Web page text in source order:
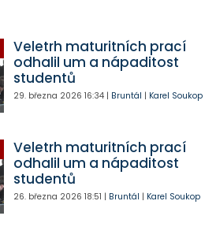
Veletrh maturitních prací
odhalil um a nápaditost
studentů
29. března 2026 16:34| Bruntál | Karel Soukop
Veletrh maturitních prací
odhalil um a nápaditost
studentů
26. března 2026 18:51 | Bruntál | Karel Soukop